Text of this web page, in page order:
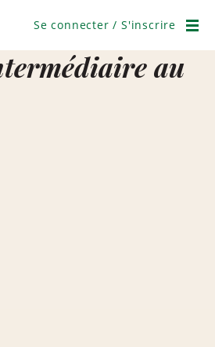
Se connecter / S'inscrire
au